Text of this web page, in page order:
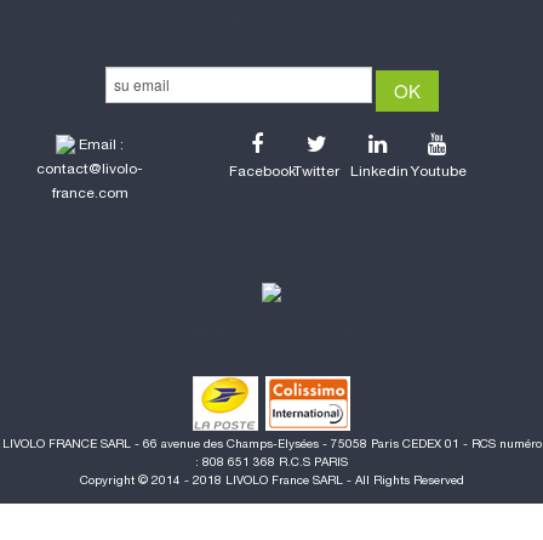
Email :
contact@livolo-
france.com
FacebookTwitter Linkedin Youtube
LIVOLO FRANCE SARL - 66 avenue des Champs-Elysées - 75058 Paris CEDEX 01 - RCS numéro
: 808 651 368 R.C.S PARIS
Copyright © 2014 - 2018 LIVOLO France SARL - All Rights Reserved